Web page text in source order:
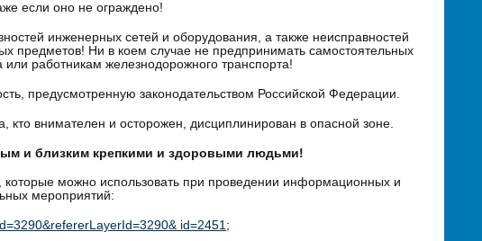
если оно не ограждено!
инженерных сетей и оборудования, а также неисправностей
предметов! Ни в коем случае не предпринимать самостоятельных
работникам железнодорожного транспорта!
предусмотренную законодательством Российской Федерации.
внимателен и осторожен, дисциплинирован в опасной зоне.
и близким крепкими и здоровыми людьми!
можно использовать при проведении информационных и
мероприятий:
id=2451;